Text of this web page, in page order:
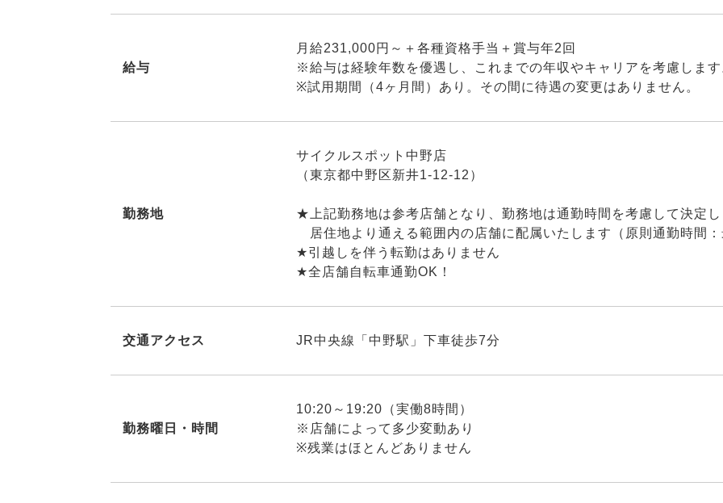
給与
月給231,000円～＋各種資格手当＋賞与年2回
※給与は経験年数を優遇し、これまでの年収やキャリアを考慮しま
※試用期間（4ヶ月間）あり。その間に待遇の変更はありません。
勤務地
サイクルスポット中野店
（東京都中野区新井1-12-12）
★上記勤務地は参考店舗となり、勤務地は通勤時間を考慮して決定
居住地より通える範囲内の店舗に配属いたします（原則通勤時間
★引越しを伴う転勤はありません
★全店舗自転車通勤OK！
交通アクセス JR中央線「中野駅」下車徒歩7分
勤務曜日・時間
10:20～19:20（実働8時間）
※店舗によって多少変動あり
※残業はほとんどありません